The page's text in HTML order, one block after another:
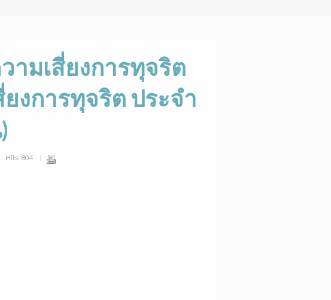
ามเสี่ยงการทุจริต
งการทุจริต ประจำ
Hits: 804